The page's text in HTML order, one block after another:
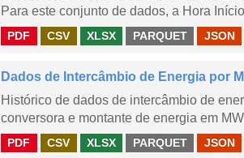
Para este conjunto de dados, a Hora
PDF CSV XLSX PARQUET JSON
Dados de Intercâmbio de Energia por
Histórico de dados de intercâmbio de
conversora e montante de energia em
PDF CSV XLSX PARQUET JSON